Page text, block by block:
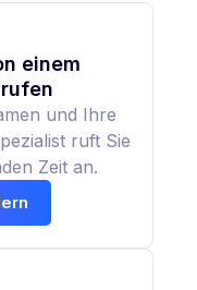
einem
und Ihre
ruft Sie
Zeit an.